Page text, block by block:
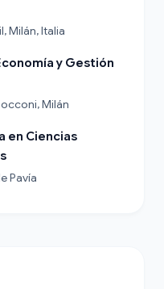
Milán, Italia
y Gestión
Milán
en Ciencias
Pavía